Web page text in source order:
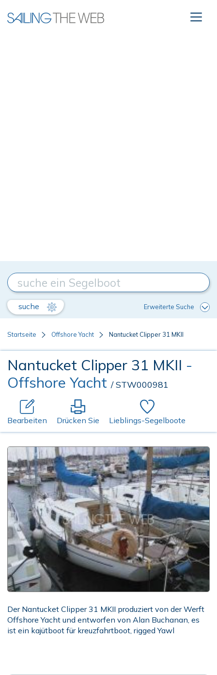
suche Erweiterte Suche
Startseite Offshore Yacht Nantucket Clipper 31 MKII
Nantucket Clipper 31 MKII -
Offshore Yacht / STW000981
Bearbeiten Drücken Sie Lieblings-Segelboote
Der Nantucket Clipper 31 MKII produziert von der Werft
Offshore Yacht und entworfen von Alan Buchanan, es
ist ein kajütboot für kreuzfahrtboot, rigged Yawl